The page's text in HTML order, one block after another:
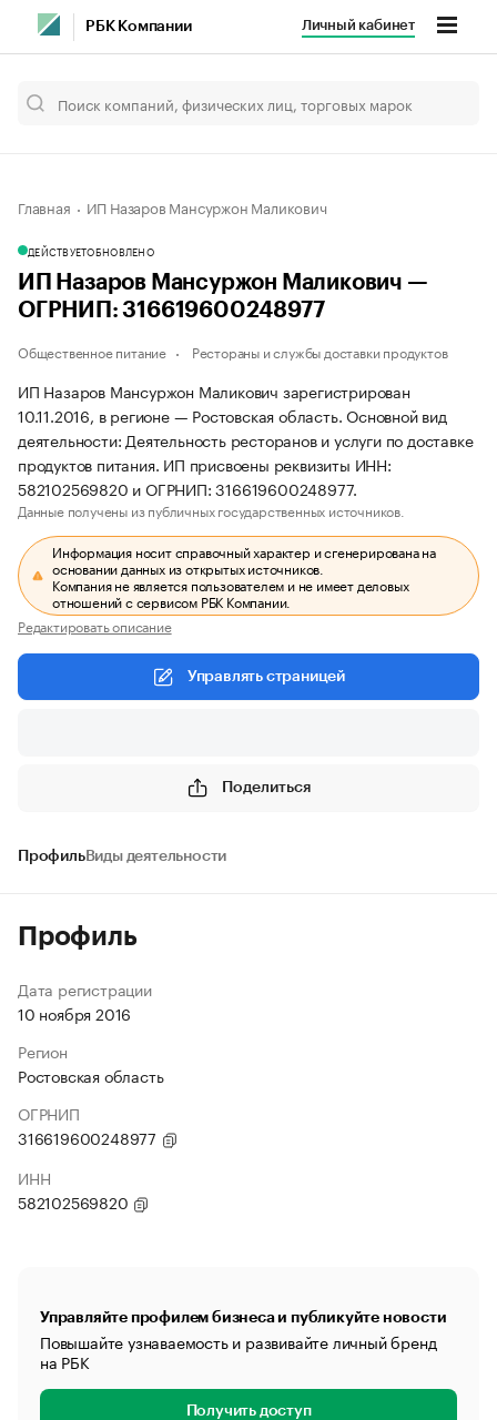
РБК Компании Личный кабинет
Главная ИП Назаров Мансуржон Маликович
ДЕЙСТВУЕТОБНОВЛЕНО
ИП Назаров Мансуржон Маликович —
ОГРНИП: 316619600248977
Общественное питание Рестораны и службы доставки продуктов
ИП Назаров Мансуржон Маликович зарегистрирован
10.11.2016, в регионе — Ростовская область. Основной вид
деятельности: Деятельность ресторанов и услуги по доставке
продуктов питания. ИП присвоены реквизиты ИНН:
582102569820 и ОГРНИП: 316619600248977.
Данные получены из публичных государственных источников.
Информация носит справочный характер и сгенерирована на
основании данных из открытых источников.
Компания не является пользователем и не имеет деловых
отношений с сервисом РБК Компании.
Редактировать описание
Управлять страницей
Поделиться
ПрофильВиды деятельности
Профиль
Дата регистрации
10 ноября 2016
Регион
Ростовская область
ОГРНИП
316619600248977
ИНН
582102569820
Управляйте профилем бизнеса и публикуйте новости
Повышайте узнаваемость и развивайте личный бренд
на РБК
Получить доступ